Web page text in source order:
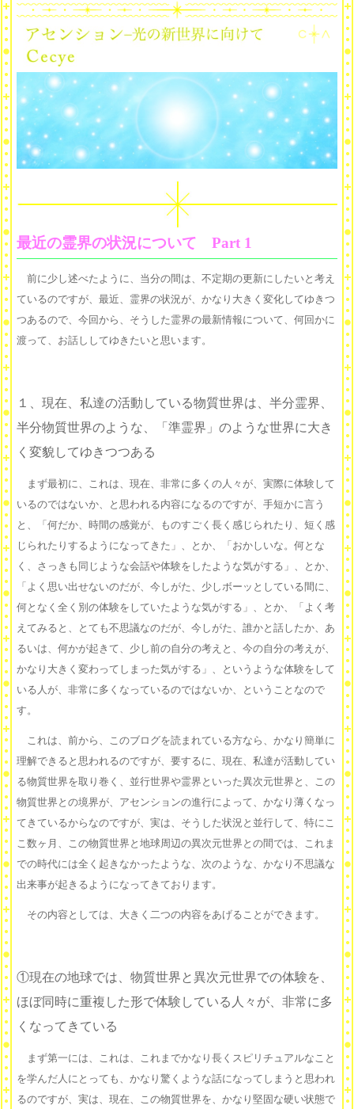
最近の霊界の状況について Part 1
前に少し述べたように、当分の間は、不定期の更新にしたいと考え
ているのですが、最近、霊界の状況が、かなり大きく変化してゆきつ
つあるので、今回から、そうした霊界の最新情報について、何回かに
渡って、お話ししてゆきたいと思います。
１、現在、私達の活動している物質世界は、半分霊界、
半分物質世界のような、「準霊界」のような世界に大き
く変貌してゆきつつある
まず最初に、これは、現在、非常に多くの人々が、実際に体験して
いるのではないか、と思われる内容になるのですが、手短かに言う
と、「何だか、時間の感覚が、ものすごく長く感じられたり、短く感
じられたりするようになってきた」、とか、「おかしいな。何とな
く、さっきも同じような会話や体験をしたような気がする」、とか、
「よく思い出せないのだが、今しがた、少しボーッとしている間に、
何となく全く別の体験をしていたような気がする」、とか、「よく考
えてみると、とても不思議なのだが、今しがた、誰かと話したか、あ
るいは、何かが起きて、少し前の自分の考えと、今の自分の考えが、
かなり大きく変わってしまった気がする」、というような体験をして
いる人が、非常に多くなっているのではないか、ということなので
す。
これは、前から、このブログを読まれている方なら、かなり簡単に
理解できると思われるのですが、要するに、現在、私達が活動してい
る物質世界を取り巻く、並行世界や霊界といった異次元世界と、この
物質世界との境界が、アセンションの進行によって、かなり薄くなっ
てきているからなのですが、実は、そうした状況と並行して、特にこ
こ数ヶ月、この物質世界と地球周辺の異次元世界との間では、これま
での時代には全く起きなかったような、次のような、かなり不思議な
出来事が起きるようになってきております。
その内容としては、大きく二つの内容をあげることができます。
①現在の地球では、物質世界と異次元世界での体験を、
ほぼ同時に重複した形で体験している人々が、非常に多
くなってきている
まず第一には、これは、これまでかなり長くスピリチュアルなこと
を学んだ人にとっても、かなり驚くような話になってしまうと思われ
るのですが、実は、現在、この物質世界を、かなり堅固な硬い状態で